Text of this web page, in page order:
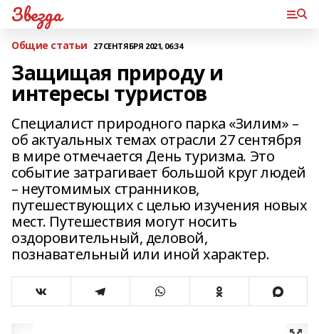
Звезда
Общие статьи 27 СЕНТЯБРЯ 2021, 06:34
Защищая природу и
интересы туристов
Специалист природного парка «Зилим» –
об актуальных темах отрасли 27 сентября
в мире отмечается День туризма. Это
событие затрагивает большой круг людей
– неутомимых странников,
путешествующих с целью изучения новых
мест. Путешествия могут носить
оздоровительный, деловой,
познавательный или иной характер.